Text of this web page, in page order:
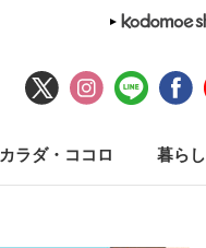
カラダ・ココロ 暮らし